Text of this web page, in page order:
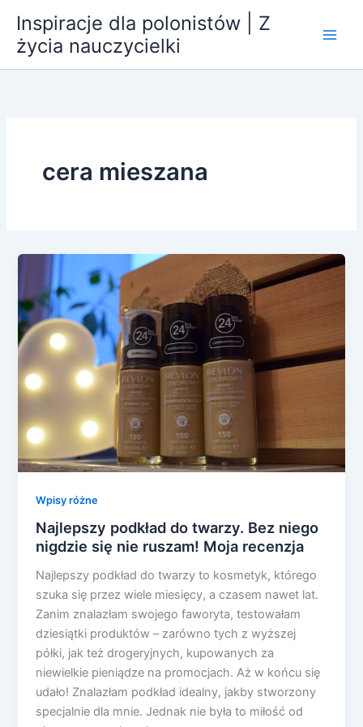
treści
Inspiracje dla polonistów | Z
życia nauczycielki
cera mieszana
Wpisy różne
Najlepszy podkład do twarzy. Bez niego
nigdzie się nie ruszam! Moja recenzja
Najlepszy podkład do twarzy to kosmetyk, którego
szuka się przez wiele miesięcy, a czasem nawet lat.
Zanim znalazłam swojego faworyta, testowałam
dziesiątki produktów – zarówno tych z wyższej
półki, jak też drogeryjnych, kupowanych za
niewielkie pieniądze na promocjach. Aż w końcu się
udało! Znalazłam podkład idealny, jakby stworzony
specjalnie dla mnie. Jednak nie była to miłość od